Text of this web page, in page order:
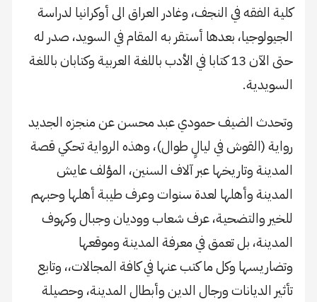
كلية الفقه في النجف، وغادر العراق الى أوكرانيا لدراسة
الجيولوجيا، بعدها أستقر به المقام في السويد، صدر له
حتى الآن 13 كتابا في الأدب باللغة العربية وكتابان باللغة
السويدية.
وتحدث الضيف حمودي عبد محسن عن منجزه الجديد
رواية (القوش في ليالٍ طوال)، وهذه الرواية تحكي قصة
المدينة وتاريخها عبر آلاف السنين، المؤلف عايش
المدينة وأهلها لعدة سنوات وعرف طيبة أهلها وحبهم
للخير والتضحية، عرف شعاب ووديان وجبال وكهوف
المدينة، بل تعمق في معرفة المدينة وموقعها
وتضاريسها وكل ما كتب عنها في كافة المجالات،، وتابع
تأثير الديانات ورجال الدين وأبطال المدينة، وحصيلة